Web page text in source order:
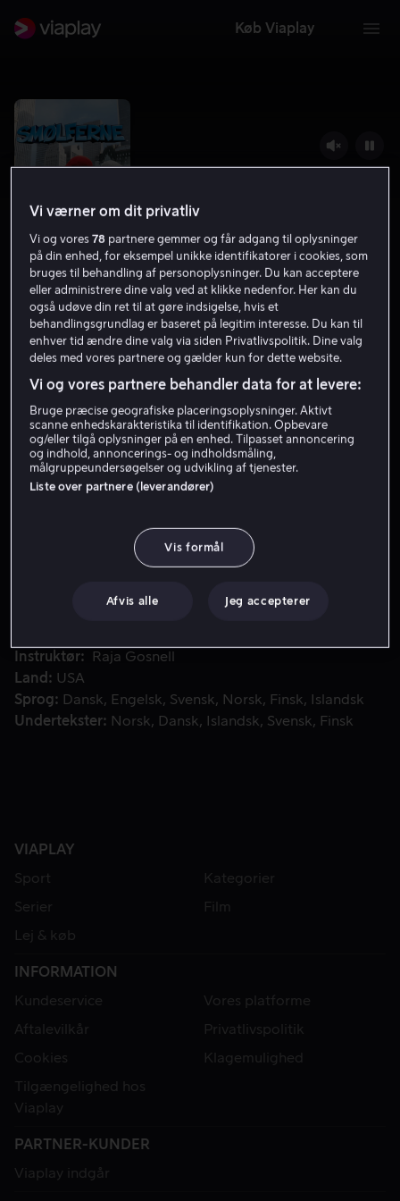
Køb Viaplay
Smølferne
5.4 Familiefilm Børnefilm 2011
1 t. 38 min
HD
Få Viaplay
onde troldmand Gargamel Smølferne ud af deres egen
Instruktør
Raja Gosnell
Land
USA
Sprog
Dansk Engelsk Svensk Norsk Finsk
Islandsk
Undertekster
Norsk Dansk Islandsk Svensk Finsk
VIAPLAY
Sport
Kategorier
Serier
Film
Lej & køb
INFORMATION
Kundeservice
Vores platforme
Aftalevilkår
Privatlivspolitik
Cookies
Klagemulighed
Tilgængelighed hos
Viaplay
PARTNER-KUNDER
Viaplay indgår
Vi værner om dit privatliv
Vi og vores78 partnere gemmer og får adgang til oplysninger
på din enhed, for eksempel unikke identifikatorer i cookies, som
bruges til behandling af personoplysninger. Du kan acceptere
eller administrere dine valg ved at klikke nedenfor. Her kan du
også udøve din ret til at gøre indsigelse, hvis et
behandlingsgrundlag er baseret på legitim interesse. Du kan til
enhver tid ændre dine valg via siden Privatlivspolitik. Dine valg
deles med vores partnere og gælder kun for dette website.
Vi og vores partnere behandler data for at levere:
Bruge præcise geografiske placeringsoplysninger. Aktivt
scanne enhedskarakteristika til identifikation. Opbevare
og/eller tilgå oplysninger på en enhed. Tilpasset annoncering
og indhold, annoncerings- og indholdsmåling,
målgruppeundersøgelser og udvikling af tjenester.
Liste over partnere (leverandører)
Vis formål
Afvis alle Jeg accepterer